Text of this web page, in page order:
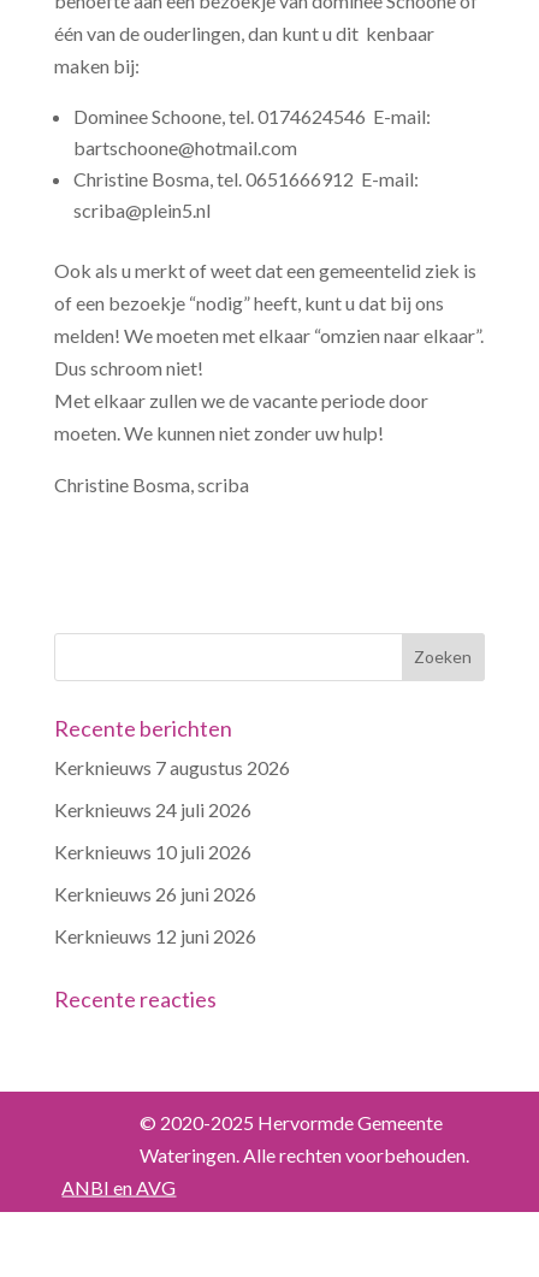
één van de ouderlingen, dan kunt u dit kenbaar
maken bij:
Dominee Schoone, tel. 0174624546 E-mail:
bartschoone@hotmail.com
Christine Bosma, tel. 0651666912 E-mail:
scriba@plein5.nl
Ook als u merkt of weet dat een gemeentelid ziek is
of een bezoekje “nodig” heeft, kunt u dat bij ons
melden! We moeten met elkaar “omzien naar elkaar”.
Dus schroom niet!
Met elkaar zullen we de vacante periode door
moeten. We kunnen niet zonder uw hulp!
Christine Bosma, scriba
Recente berichten
Kerknieuws 7 augustus 2026
Kerknieuws 24 juli 2026
Kerknieuws 10 juli 2026
Kerknieuws 26 juni 2026
Kerknieuws 12 juni 2026
Recente reacties
© 2020-2025 Hervormde Gemeente
Wateringen. Alle rechten voorbehouden.
ANBI en AVG